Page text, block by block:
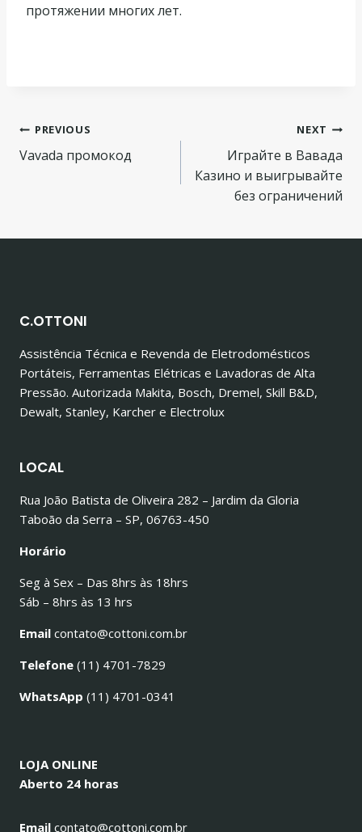
протяжении многих лет.
Navegação
de
PREVIOUS
Vavada промокод
NEXT
Играйте в Вавада
Казино и выигрывайте
без ограничений
C.OTTONI
Assistência Técnica e Revenda de Eletrodomésticos
Portáteis, Ferramentas Elétricas e Lavadoras de Alta
Pressão. Autorizada Makita, Bosch, Dremel, Skill B&D,
Dewalt, Stanley, Karcher e Electrolux
LOCAL
Rua João Batista de Oliveira 282 – Jardim da Gloria
Taboão da Serra – SP, 06763-450
Horário
Seg à Sex – Das 8hrs às 18hrs
Sáb – 8hrs às 13 hrs
Email contato@cottoni.com.br
Telefone (11) 4701-7829
WhatsApp (11) 4701-0341
LOJA ONLINE
Aberto 24 horas
Email contato@cottoni.com.br